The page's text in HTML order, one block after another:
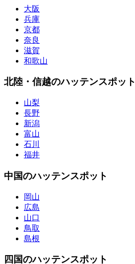
大阪
兵庫
京都
奈良
滋賀
和歌山
北陸・信越のハッテンスポット
山梨
長野
新潟
富山
石川
福井
中国のハッテンスポット
岡山
広島
山口
鳥取
島根
四国のハッテンスポット